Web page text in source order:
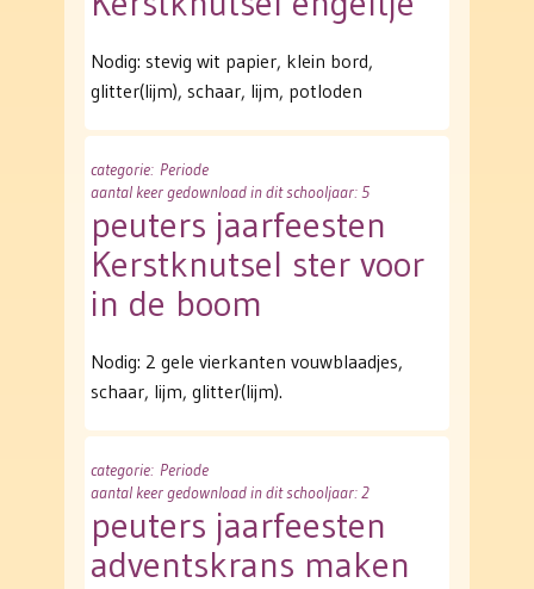
Nodig: stevig wit papier, klein bord,
glitter(lijm), schaar, lijm, potloden
categorie: Periode
aantal keer gedownload in dit schooljaar: 5
peuters jaarfeesten
Kerstknutsel ster voor
in de boom
Nodig: 2 gele vierkanten vouwblaadjes,
schaar, lijm, glitter(lijm).
categorie: Periode
aantal keer gedownload in dit schooljaar: 2
peuters jaarfeesten
adventskrans maken